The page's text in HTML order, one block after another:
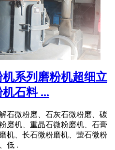
系列磨粉机超细立
石料 ...
石微粉磨、石灰石微粉磨、碳
磨机、重晶石微粉磨机、石膏
机、长石微粉磨机、萤石微粉
低 .